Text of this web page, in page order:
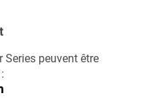
peuvent être